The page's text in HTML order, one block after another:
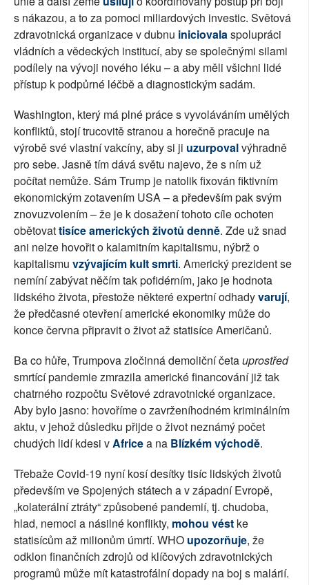
s nákazou, a to za pomoci miliardových investic. Světová
zdravotnická organizace v dubnu iniciovalaspolupráci
vládních a vědeckých institucí, aby se společnými silami
podílely na vývoji nového léku – a aby měli všichni lidé
přístup k podpůrné léčbě a diagnostickým sadám.
Washington, který má plné práce s vyvoláváním umělých
konfliktů, stojí trucovitě stranou a horečně pracuje na
výrobě své vlastní vakcíny, aby si ji uzurpovalvýhradně
pro sebe. Jasně tím dává světu najevo, že s ním už
počítat nemůže. Sám Trump je natolik fixován fiktivním
ekonomickým zotavením USA – a především pak svým
znovuzvolením – že je k dosažení tohoto cíle ochoten
obětovattisíce amerických životů denně. Zde už snad
ani nelze hovořit o kalamitním kapitalismu, nýbrž o
kapitalismu vzývajícím kult smrti. Americký prezident se
nemíní zabývat něčím tak pofidérním, jako je hodnota
lidského života, přestože některé expertní odhadyvarují,
že předčasné otevření americké ekonomiky může do
konce června připravit o život až statisíce Američanů.
Ba co hůře, Trumpova zločinná demoliční četauprostřed
smrtící pandemie zmrazila americké financování již tak
chatrného rozpočtu Světové zdravotnické organizace.
Aby bylo jasno: hovoříme o zavrženíhodném kriminálním
aktu, v jehož důsledku přijde o život neznámý počet
chudých lidí kdesi vAfricea na Blízkém východě.
Třebaže Covid-19 nyní kosí desítky tisíc lidských životů
především ve Spojených státech a v západní Evropě,
„kolaterální ztráty“ způsobené pandemií, tj. chudoba,
hlad, nemoci a násilné konflikty, mohou vést ke
statisícům až milionům úmrtí. WHO upozorňuje, že
odklon finančních zdrojů od klíčových zdravotnických
programů může mít katastrofální dopady na boj s malárií.